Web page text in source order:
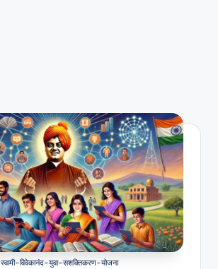
स्वामी-विवेकानंद-युवा-सशक्तिकरण-योजना